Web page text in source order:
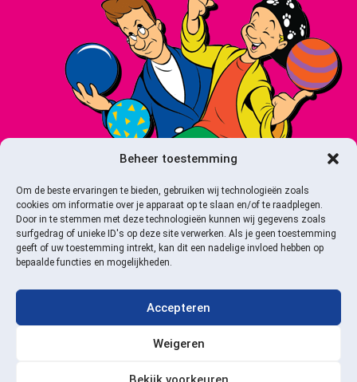
Beheer toestemming
Om de beste ervaringen te bieden, gebruiken wij technologieën zoals
cookies om informatie over je apparaat op te slaan en/of te raadplegen.
Door in te stemmen met deze technologieën kunnen wij gegevens zoals
surfgedrag of unieke ID's op deze site verwerken. Als je geen toestemming
geeft of uw toestemming intrekt, kan dit een nadelige invloed hebben op
bepaalde functies en mogelijkheden.
Accepteren
Weigeren
Webshop door: Buro Treur
Dé officiële fanshop voor alle merchandise van Ernst, Bobbie en de rest.